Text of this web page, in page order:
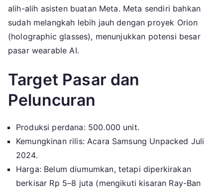
alih-alih asisten buatan Meta. Meta sendiri bahkan
sudah melangkah lebih jauh dengan proyek Orion
(holographic glasses), menunjukkan potensi besar
pasar wearable AI.
Target Pasar dan
Peluncuran
Produksi perdana: 500.000 unit.
Kemungkinan rilis: Acara Samsung Unpacked Juli
2024.
Harga: Belum diumumkan, tetapi diperkirakan
berkisar Rp 5–8 juta (mengikuti kisaran Ray-Ban